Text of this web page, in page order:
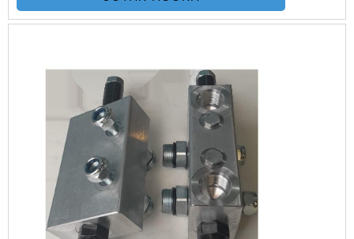
sobre o produto a ser adquirido.Quando o
quesito é válvulas seletoras, com a melhor
benefício e atendimento eficaz em todo o